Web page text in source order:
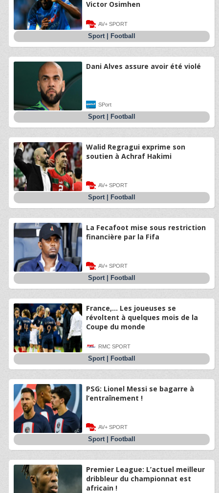
Victor Osimhen
AV+ SPORT
Sport| Football
Dani Alves assure avoir été violé
SPort
Sport| Football
Walid Regragui exprime son
soutien à Achraf Hakimi
AV+ SPORT
Sport| Football
La Fecafoot mise sous restriction
financière par la Fifa
AV+ SPORT
Sport| Football
France,… Les joueuses se
révoltent à quelques mois de la
Coupe du monde
RMC SPORT
Sport| Football
PSG: Lionel Messi se bagarre à
l’entraînement !
AV+ SPORT
Sport| Football
Premier League: L’actuel meilleur
dribbleur du championnat est
africain !